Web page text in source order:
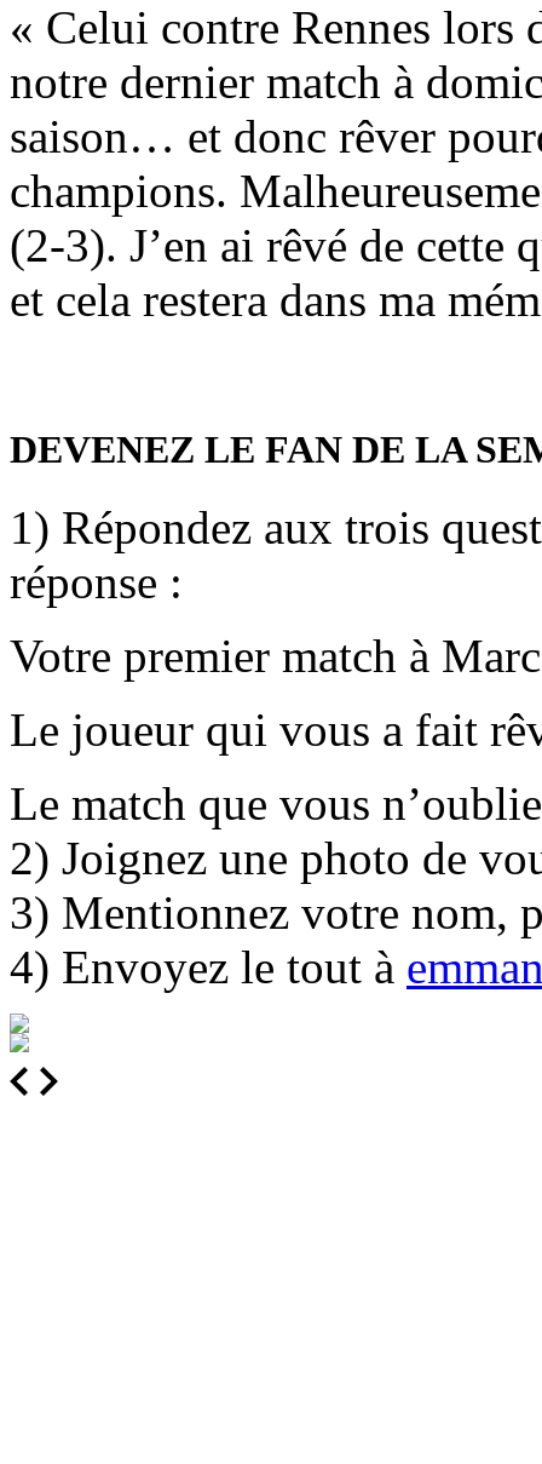
« Celui contre Rennes lors
notre dernier match à
saison… et donc rêver
champions.
(2-3). J’en ai rêvé de
et cela restera dans ma
DEVENEZ LE FAN DE LA
1) Répondez aux trois
réponse :
Votre premier match à
Le joueur qui vous a fait
Le match que vous
2) Joignez une photo de
3) Mentionnez votre nom,
4) Envoyez le tout à